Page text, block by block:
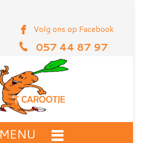
Volg ons op Facebook
057 44 87 97
MENU